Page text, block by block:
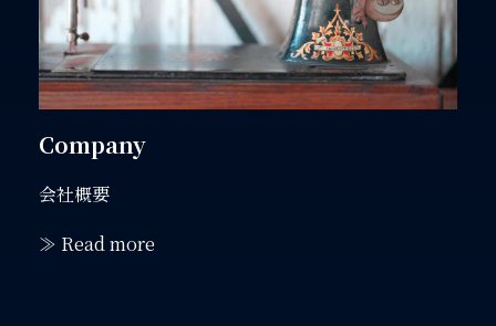
Company
会社概要
≫ Read more